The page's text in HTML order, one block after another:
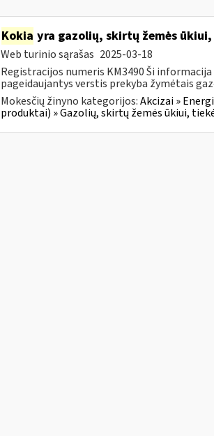
Kokia yra gazolių, skirtų žemės
Web turinio sąrašas 2025-03-18
Registracijos numeris KM3490 Ši
pageidaujantys verstis prekyba žymėtais
Mokesčių žinyno kategorijos:Akcizai »
produktai) » Gazolių, skirtų žemės ūkiui,